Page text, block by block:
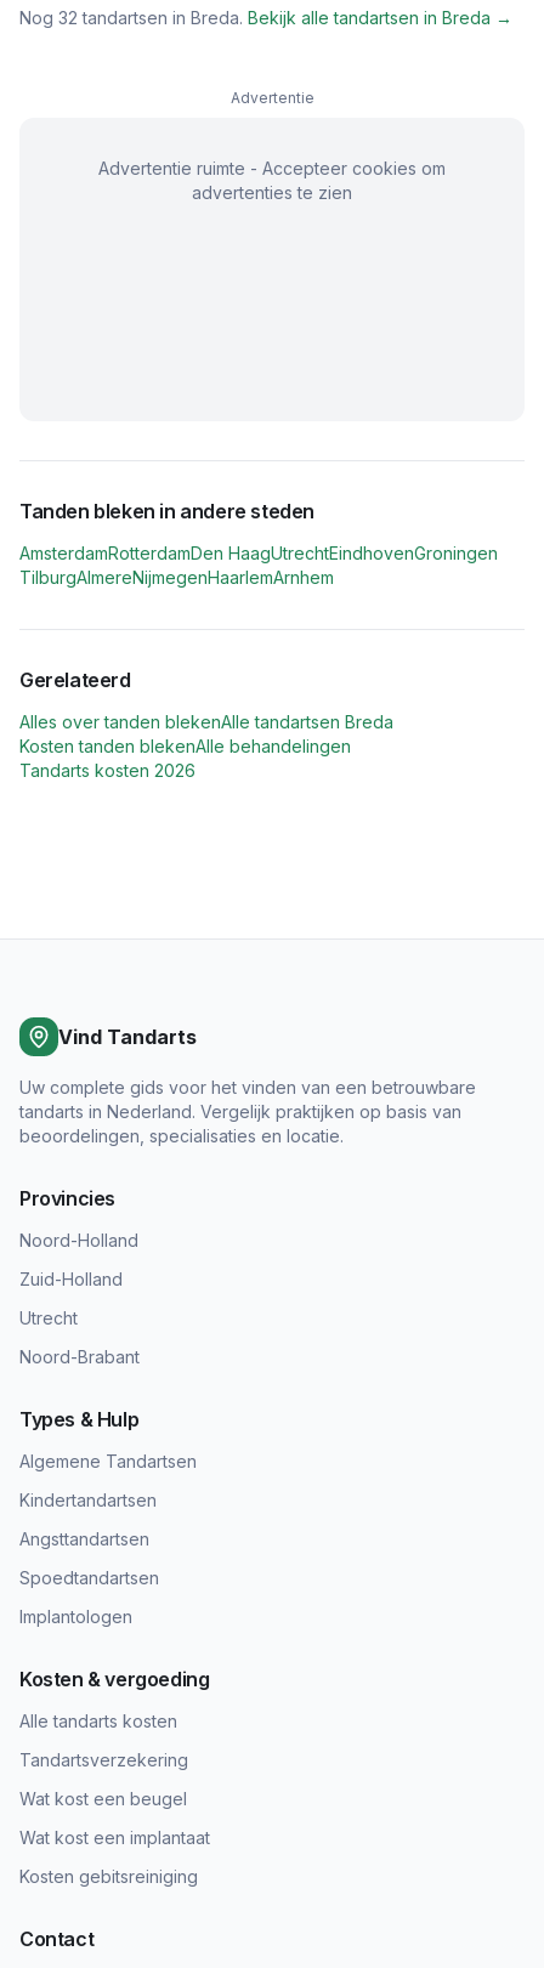
Nog 32 tandartsen in Breda. Bekijk alle tandartsen in Breda →
Advertentie
Advertentie ruimte - Accepteer cookies om
advertenties te zien
Tanden bleken in andere steden
AmsterdamRotterdamDen HaagUtrechtEindhovenGroningen
TilburgAlmereNijmegenHaarlemArnhem
Gerelateerd
Alles over tanden blekenAlle tandartsen Breda
Kosten tanden blekenAlle behandelingen
Tandarts kosten 2026
Vind Tandarts
Uw complete gids voor het vinden van een betrouwbare
tandarts in Nederland. Vergelijk praktijken op basis van
beoordelingen, specialisaties en locatie.
Provincies
Noord-Holland
Zuid-Holland
Utrecht
Noord-Brabant
Types & Hulp
Algemene Tandartsen
Kindertandartsen
Angsttandartsen
Spoedtandartsen
Implantologen
Kosten & vergoeding
Alle tandarts kosten
Tandartsverzekering
Wat kost een beugel
Wat kost een implantaat
Kosten gebitsreiniging
Contact